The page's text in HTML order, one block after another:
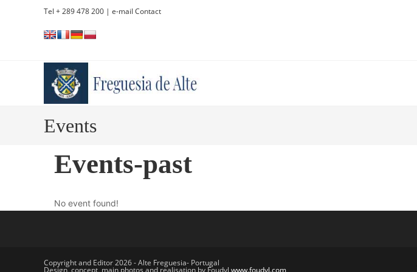
Tel + 289 478 200 | e-mail Contact
Events
Events-past
No event found!
Copyright and Editor 2026 - Alte Freguesia- Portugal
Design, concept, main photos and realisation by Foudyl www.foudyl.com